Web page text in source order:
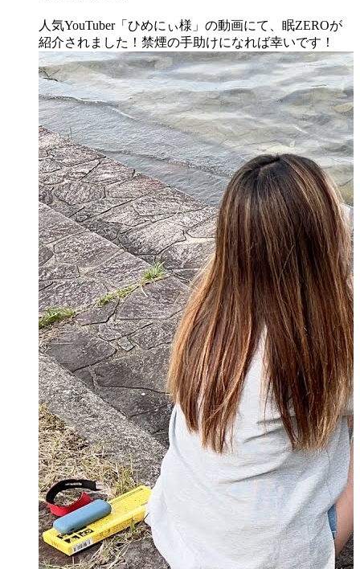
人気YouTuber「ひめにぃ様」の動画にて、眠ZEROが
紹介されました！禁煙の手助けになれば幸いです！